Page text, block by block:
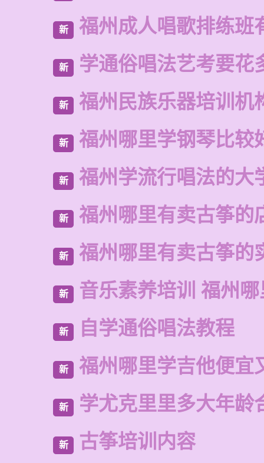
新 福州成人唱歌排练班
新 学通俗唱法艺考要花
新 福州民族乐器培训机
新 福州哪里学钢琴比较
新 福州学流行唱法的大
新 福州哪里有卖古筝的
新 福州哪里有卖古筝的
新 音乐素养培训 福州
新 自学通俗唱法教程
新 福州哪里学吉他便宜
新 学尤克里里多大年龄
新 古筝培训内容